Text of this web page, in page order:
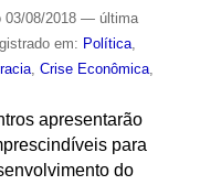
03/08/2018 — última
em: Política,
, Crise Econômica,
apresentarão
para
do